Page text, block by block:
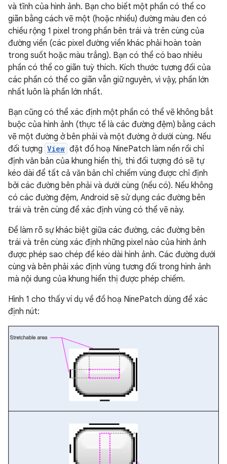
và tĩnh của hình ảnh. Bạn cho biết một phần có thể co
giãn bằng cách vẽ một (hoặc nhiều) đường màu đen có
chiều rộng 1 pixel trong phần bên trái và trên cùng của
đường viền (các pixel đường viền khác phải hoàn toàn
trong suốt hoặc màu trắng). Bạn có thể có bao nhiêu
phần có thể co giãn tuỳ thích. Kích thước tương đối của
các phần có thể co giãn vẫn giữ nguyên, vì vậy, phần lớn
nhất luôn là phần lớn nhất.
Bạn cũng có thể xác định một phần có thể vẽ không bắt
buộc của hình ảnh (thực tế là các đường đệm) bằng cách
vẽ một đường ở bên phải và một đường ở dưới cùng. Nếu
đối tượng View đặt đồ hoạ NinePatch làm nền rồi chỉ
định văn bản của khung hiển thị, thì đối tượng đó sẽ tự
kéo dài để tất cả văn bản chỉ chiếm vùng được chỉ định
bởi các đường bên phải và dưới cùng (nếu có). Nếu không
có các đường đệm, Android sẽ sử dụng các đường bên
trái và trên cùng để xác định vùng có thể vẽ này.
Để làm rõ sự khác biệt giữa các đường, các đường bên
trái và trên cùng xác định những pixel nào của hình ảnh
được phép sao chép để kéo dài hình ảnh. Các đường dưới
cùng và bên phải xác định vùng tương đối trong hình ảnh
mà nội dung của khung hiển thị được phép chiếm.
Hình 1 cho thấy ví dụ về đồ hoạ NinePatch dùng để xác
định nút: